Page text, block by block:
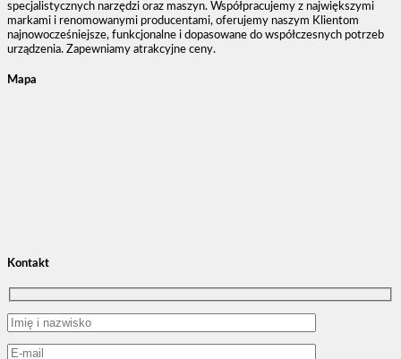
specjalistycznych narzędzi oraz maszyn. Współpracujemy z największymi
markami i renomowanymi producentami, oferujemy naszym Klientom
najnowocześniejsze, funkcjonalne i dopasowane do współczesnych potrzeb
urządzenia. Zapewniamy atrakcyjne ceny.
Mapa
Kontakt